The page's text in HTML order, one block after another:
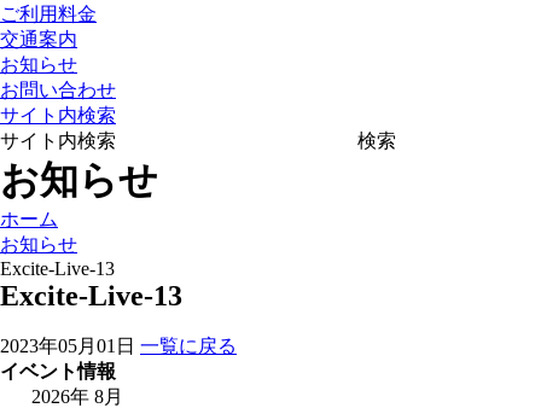
ご利用料金
交通案内
お知らせ
お問い合わせ
サイト内検索
サイト内検索
検索
お知らせ
ホーム
お知らせ
Excite-Live-13
Excite-Live-13
2023年05月01日 一覧に戻る
イベント情報
2026年 8月